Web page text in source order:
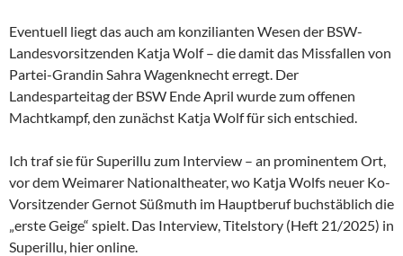
Eventuell liegt das auch am konzilianten Wesen der BSW-
Landesvorsitzenden Katja Wolf – die damit das Missfallen von
Partei-Grandin Sahra Wagenknecht erregt. Der
Landesparteitag der BSW Ende April wurde zum offenen
Machtkampf, den zunächst Katja Wolf für sich entschied.
Ich traf sie für Superillu zum Interview – an prominentem Ort,
vor dem Weimarer Nationaltheater, wo Katja Wolfs neuer Ko-
Vorsitzender Gernot Süßmuth im Hauptberuf buchstäblich die
„erste Geige“ spielt. Das Interview, Titelstory (Heft 21/2025) in
Superillu, hier online.